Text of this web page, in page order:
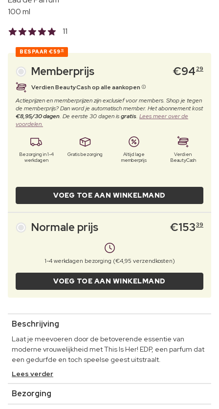
100 ml
11
BESPAAR €59 10
Memberprijs €94 29
Verdien BeautyCash op alle aankopen
Actieprijzen en memberprijzen zijn exclusief voor members. Shop je tegen
de memberprijs? Dan word je automatisch member. Het abonnement kost
€8,95/30 dagen. De eerste 30 dagen isgratis. Lees meer over de
voordelen.
Bezorging in 1-4
werkdagen
Gratis bezorging
Altijd lage
memberprijs
Verdien
BeautyCash
VOEG TOE AAN WINKELMAND
Normale prijs €15339
1-4 werkdagen bezorging (€4,95 verzendkosten)
VOEG TOE AAN WINKELMAND
Beschrijving
Laat je meevoeren door de betoverende essentie van
moderne vrouwelijkheid met This Is Her! EDP, een parfum dat
een gedurfde en toch speelse geest uitstraalt.
Lees verder
Bezorging